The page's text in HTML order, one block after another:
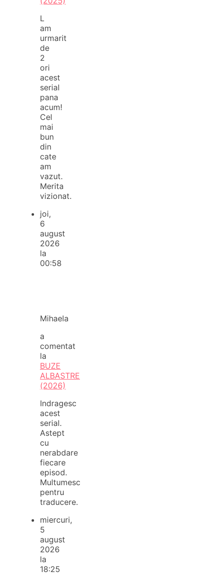
L
am
urmarit
de
2
ori
acest
serial
pana
acum!
Cel
mai
bun
din
cate
am
vazut.
Merita
vizionat.
joi,
6
august
2026
la
00:58
Mihaela
a
comentat
la
BUZE
ALBASTRE
(2026)
Indragesc
acest
serial.
Astept
cu
nerabdare
fiecare
episod.
Multumesc
pentru
traducere.
miercuri,
5
august
2026
la
18:25